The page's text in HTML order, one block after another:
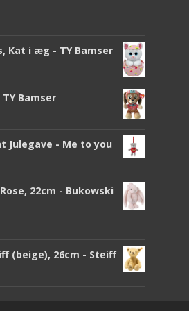
Kat i æg - TY Bamser
Bamser
Julegave - Me to you
22cm - Bukowski
(beige), 26cm - Steiff